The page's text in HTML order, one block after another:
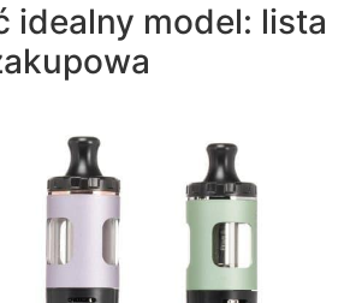
idealny model: lista